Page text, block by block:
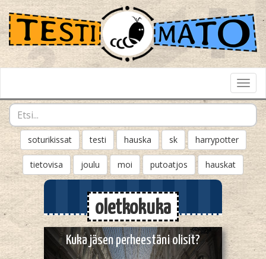
soturikissat testi hauska sk harrypotter
tietovisa joulu moi putoatjos hauskat
oletkokuka
Kuka jäsen perheestäni olisit?